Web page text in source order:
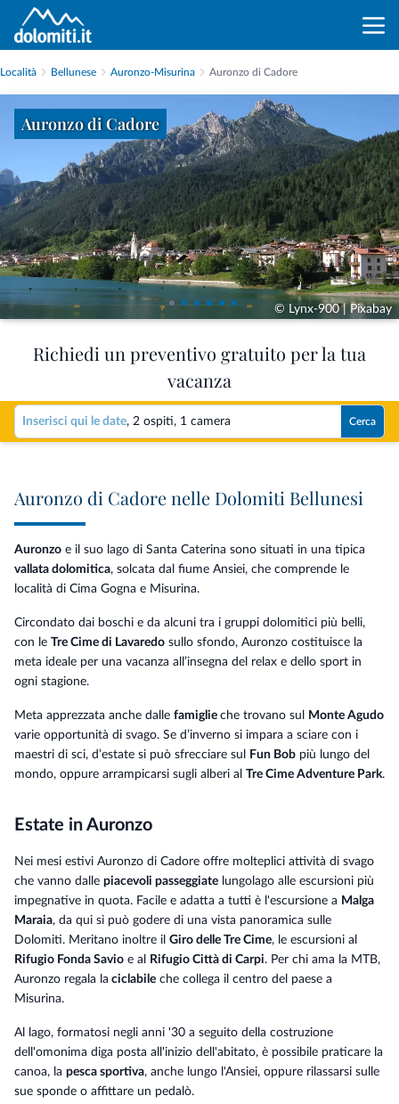
Località Bellunese Auronzo-Misurina Auronzo di Cadore
Auronzo di Cadore
© Lynx-900 | Pixabay
Richiedi un preventivo gratuito per la tua
vacanza
Inserisci qui le date, 2 ospiti, 1 camera Cerca
Auronzo di Cadore nelle Dolomiti Bellunesi
Auronzo e il suo lago di Santa Caterina sono situati in una tipica
vallata dolomitica, solcata dal fiume Ansiei, che comprende le
località di Cima Gogna e Misurina.
Circondato dai boschi e da alcuni tra i gruppi dolomitici più belli,
con le Tre Cime di Lavaredo sullo sfondo, Auronzo costituisce la
meta ideale per una vacanza all’insegna del relax e dello sport in
ogni stagione.
Meta apprezzata anche dalle famiglie che trovano sul
Monte Agudo
varie opportunità di svago. Se d’inverno si impara a sciare con i
maestri di sci, d’estate si può sfrecciare sul
Fun Bob più lungo del
mondo, oppure arrampicarsi sugli alberi al Tre Cime Adventure Park.
Estate in Auronzo
Nei mesi estivi Auronzo di Cadore offre molteplici attività di svago
che vanno dalle piacevoli passeggiate lungolago alle escursioni più
impegnative in quota. Facile e adatta a tutti è l'escursione a Malga
Maraia, da qui si può godere di una vista panoramica sulle
Dolomiti. Meritano inoltre il Giro delle Tre Cime, le escursioni al
Rifugio Fonda Savio e al Rifugio Città di Carpi. Per chi ama la MTB,
Auronzo regala la ciclabile che collega il centro del paese a
Misurina.
Al lago, formatosi negli anni '30 a seguito della costruzione
dell'omonima diga posta all'inizio dell'abitato, è possibile praticare la
canoa, la pesca sportiva, anche lungo l'Ansiei, oppure rilassarsi sulle
sue sponde o affittare un pedalò.